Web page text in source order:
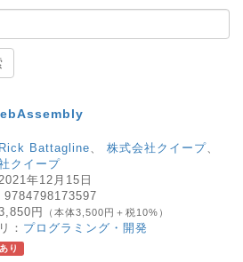
Rick Battagline、 株式会社クイープ、
クイープ
年12月15日
9784798173597
円 （本体3,500円＋税10%）
： プログラミング・開発
り